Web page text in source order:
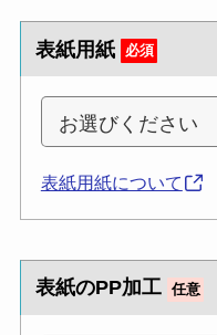
表紙用紙 必須
表紙用紙について
表紙のPP加工 任意